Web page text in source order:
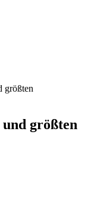
größten
größten